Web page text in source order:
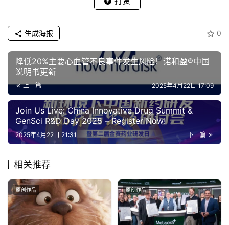
0
生成海报
降低20%主要心血管不良事件发生风险！诺和盈®中国
说明书更新
上一篇 2025年4月22日 17:09
Join Us Live: China Innovative Drug Summit &
GenSci R&D Day 2025 – Register Now!
下一篇
2025年4月22日 21:31
相关推荐
原创作品 原创作品